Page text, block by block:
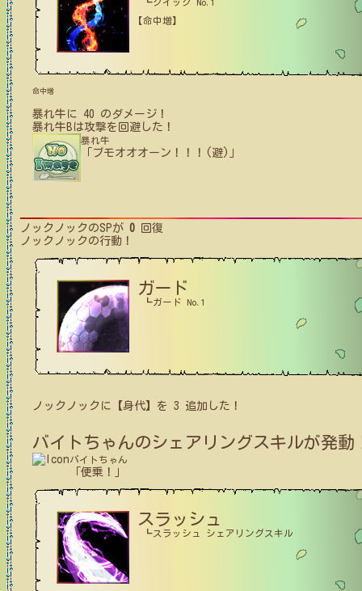
┗クイック No.1
【命中増】
命中増
暴れ牛 に 40 のダメージ！
暴れ牛Bは攻撃を回避した！
暴れ牛
「ブモオオオーン！！！(避)」
ノックノック のSPが 0 回復
ノックノック の行動！
ガード
┗ガード No.1
ノックノック に【身代】を 3 追加した！
バイトちゃんのシェアリングスキルが発動
バイトちゃん
「便乗！」
スラッシュ
┗スラッシュ シェアリングスキル